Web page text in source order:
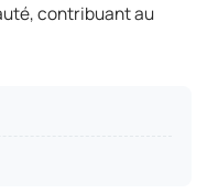
contribuant au